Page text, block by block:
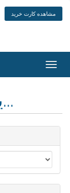
مشاهده کارت خرید
تغییر
یک دامنه انتخاب کنید...